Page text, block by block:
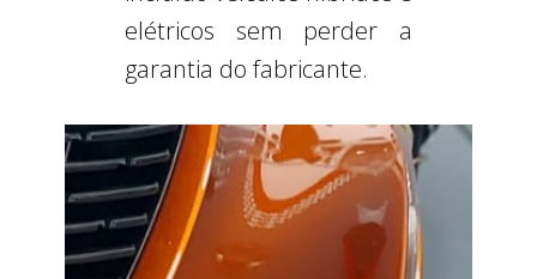
elétricos sem perder a
garantia do fabricante.